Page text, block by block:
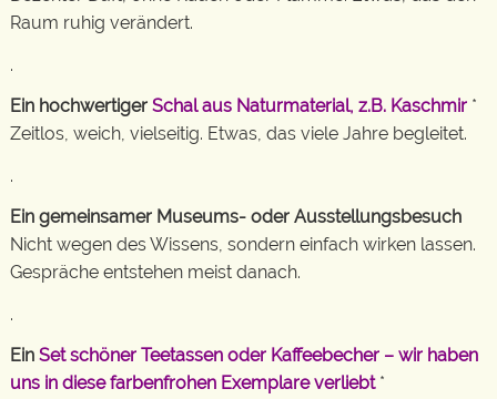
Raum ruhig verändert.
.
Ein hochwertiger Schal aus Naturmaterial, z.B. Kaschmir *
Zeitlos, weich, vielseitig. Etwas, das viele Jahre begleitet.
.
Ein gemeinsamer Museums- oder Ausstellungsbesuch
Nicht wegen des Wissens, sondern einfach wirken lassen.
Gespräche entstehen meist danach.
.
Ein Set schöner Teetassen oder Kaffeebecher – wir haben
uns in diese farbenfrohen Exemplare verliebt *